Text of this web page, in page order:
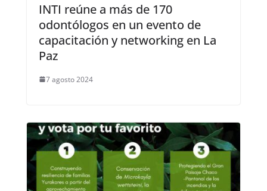
INTI reúne a más de 170
odontólogos en un evento de
capacitación y networking en La
Paz
7 agosto 2024